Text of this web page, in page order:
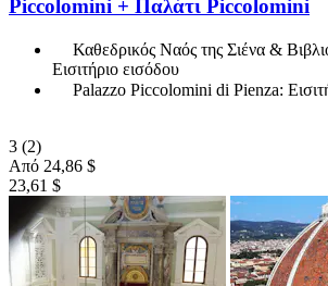
Piccolomini + Παλάτι Piccolomini
Καθεδρικός Ναός της Σιένα &
Εισιτήριο εισόδου
Palazzo Piccolomini di Pienza:
3 (2)
Από 24,86 $
23,61 $